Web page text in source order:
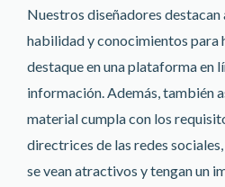
Nuestros diseñadores destacan
habilidad y conocimientos para
destaque en una plataforma en
información. Además, también
material cumpla con los
directrices de las redes
se vean atractivos y tengan un